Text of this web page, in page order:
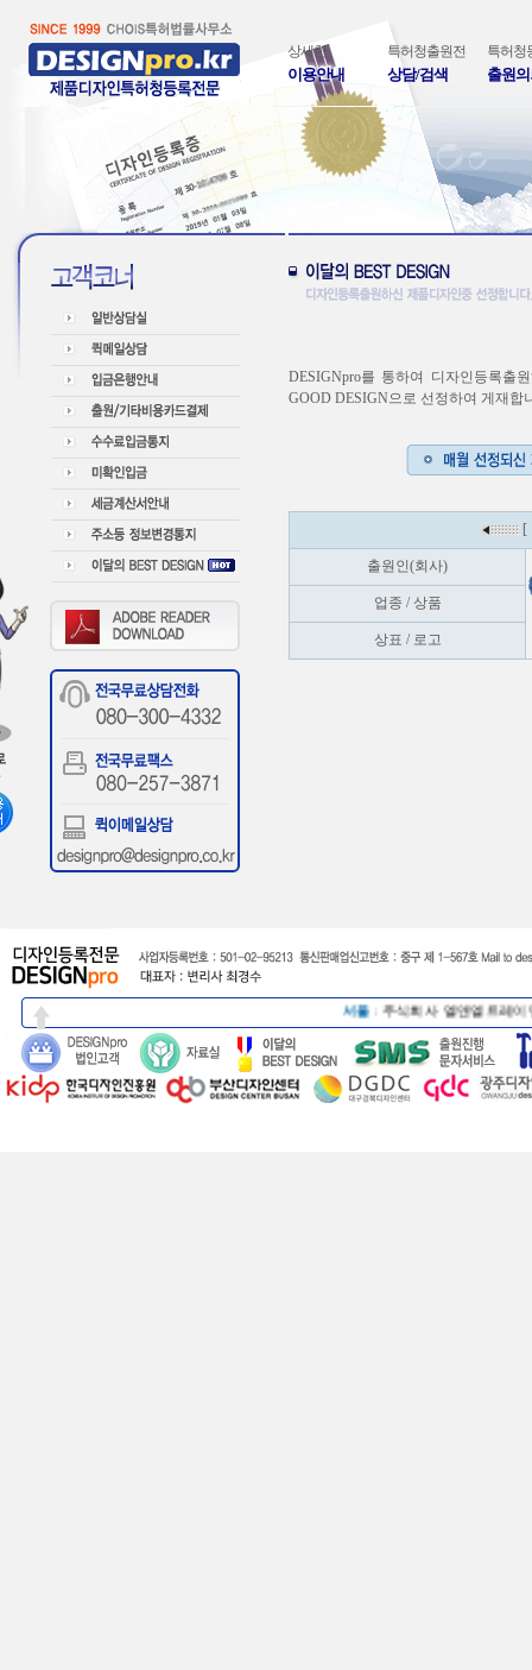
상세한
이용안내
특허청출원전
상담/검색
특허청
출원
DESIGNpro를 통하여 디자인등록출
GOOD DESIGN으로 선정하여 게재합
[
출원인(회사)
업종 / 상품
상표 / 로고
서울:주식회사 엘앤엘트레이딩